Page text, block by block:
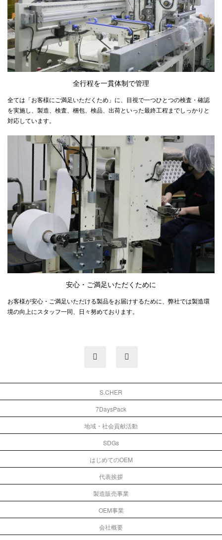
全行程を一貫体制で管理
全ては「お客様にご満足いただくため」に、目視で一つひとつの検査・確認
を実施し、製造、検査、梱包、検品、出荷といった最終工程までしっかりと
対応しています。
安心・ご満足いただくために
お客様が安心・ご満足いただける製品をお届けするために、弊社では製造環
境の向上にスタッフ一同、日々努めております。
S.CHER
7DaysPack
地域・社会貢献活動
SDGs
はじめてのOEM
代表挨拶
製造販売事業
OEM事業
会社概要